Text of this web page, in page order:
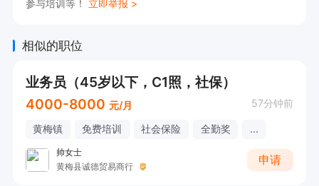
参与培训等！ 立即举报 >
相似的职位
业务员（45岁以下，C1照，社保）
4000-8000 元/月 57分钟前
黄梅镇 免费培训 社会保险 全勤奖 ...
帅女士
黄梅县诚德贸易商行
申请